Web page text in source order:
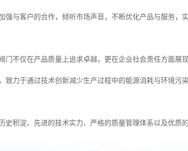
强与客户的合作，倾听市场声音，不断优化产品与服务，
门不仅在产品质量上追求卓越，更在企业社会责任方面展
致力于通过技术创新减少生产过程中的能源消耗与环境污
史积淀、先进的技术实力、严格的质量管理体系以及优质